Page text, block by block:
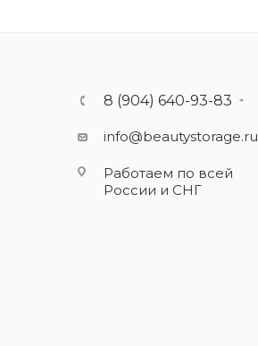
8 (904) 640-93-83
info@beautystorage.ru
Работаем по всей
России и СНГ